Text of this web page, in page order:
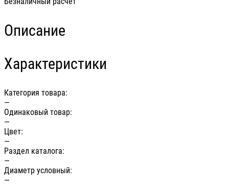
Описание
Характеристики
Категория товара:
—
Одинаковый товар:
—
Цвет:
—
Раздел каталога:
—
Диаметр условный:
—